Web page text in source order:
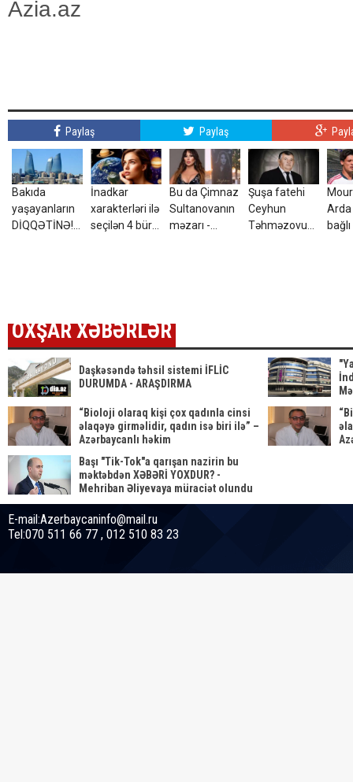
Azia.az
Paylaş Paylaş
Bakıda
yaşayanların
DİQQƏTİNƏ!7
İnadkar
xarakterləri ilə
seçilən 4 bürc:
Bu da Çimnaz
Sultanovanın
məzarı -
Şuşa fatehi
Ceyhun
Təhməzovun
Arda
OXŞAR XƏBƏRLƏR
Daşkəsəndə təhsil sistemi İFLİC
DURUMDA - ARAŞDIRMA
“Bioloji olaraq kişi çox qadınla cinsi
əlaqəyə girməlidir, qadın isə biri ilə” –
Azərbaycanlı həkim
Başı "Tik-Tok"a qarışan nazirin bu
məktəbdən XƏBƏRİ YOXDUR? -
Mehriban Əliyevaya müraciət olundu
E-mail:Azerbaycaninfo@mail.ru
Tel:070 511 66 77 , 012 510 83 23